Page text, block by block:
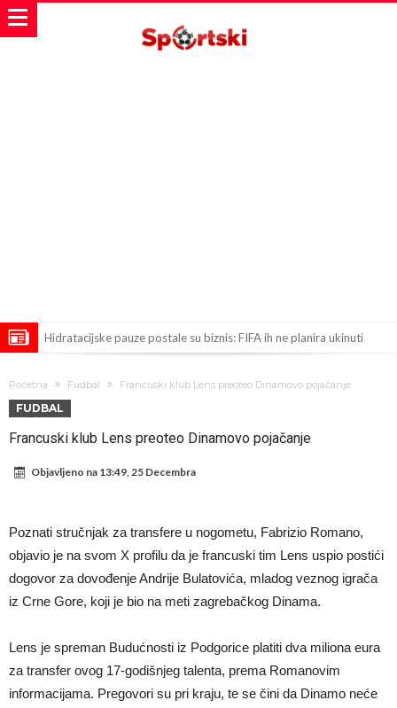
Hidratacijske pauze postale su biznis: FIFA ih ne planira ukinuti
Atletika?!
Ovo se Novaku nikad nije dešavalo: Sinner i Alcaraz odustaju, a
zatvora
Jake Paul kreće u rušenje UFC-a
Mudrik se vratio na teren nakon više od 600 dana. Odmah ide na
posudbu?
Real Madrid odlučio: Endrick ide u Premier ligu!
Početna Fudbal Francuski klub Lens preoteo Dinamovo pojačanje
FUDBAL
Francuski klub Lens preoteo Dinamovo pojačanje
Objavljeno na 13:49, 25 Decembra
Poznati stručnjak za transfere u nogometu, Fabrizio Romano,
objavio je na svom X profilu da je francuski tim Lens uspio postići
dogovor za dovođenje Andrije Bulatovića, mladog veznog igrača
iz Crne Gore, koji je bio na meti zagrebačkog Dinama.
Lens je spreman Budućnosti iz Podgorice platiti dva miliona eura
za transfer ovog 17-godišnjeg talenta, prema Romanovim
informacijama. Pregovori su pri kraju, te se čini da Dinamo neće